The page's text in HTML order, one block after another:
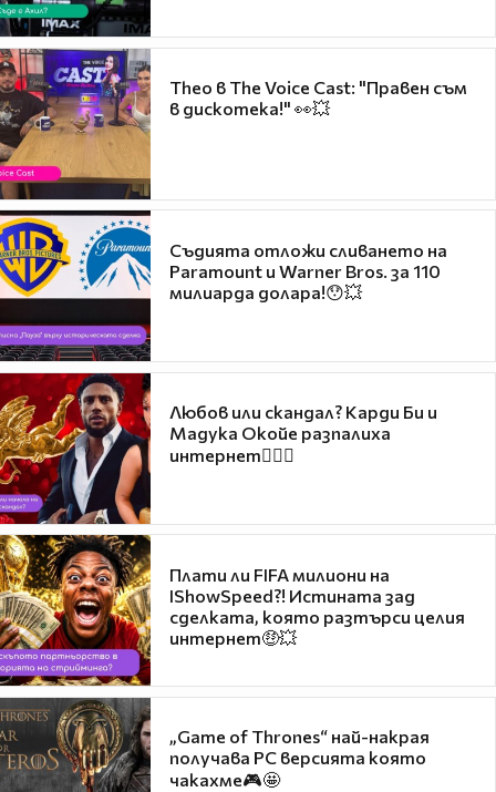
Theo в The Voice Cast: "Правен съм
в дискотека!" 👀💥
Съдията отложи сливането на
Paramount и Warner Bros. за 110
милиарда долара!😯💥
Любов или скандал? Карди Би и
Мадука Окойе разпалиха
интернет❤️‍🔥🔥
Плати ли FIFA милиони на
IShowSpeed?! Истината зад
сделката, която разтърси целия
интернет🤑💥
„Game of Thrones“ най-накрая
получава PC версията която
чакахме🎮🤩